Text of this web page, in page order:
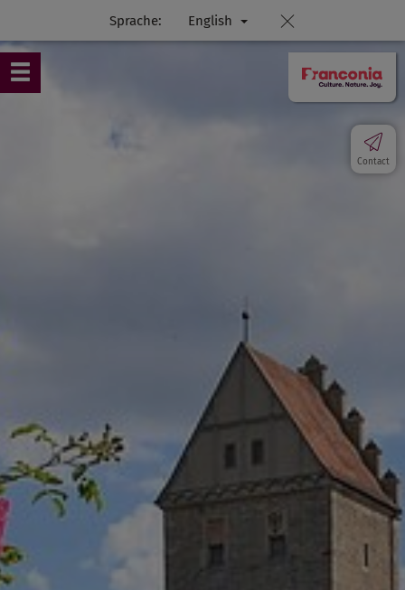
Sprache: English
Contact